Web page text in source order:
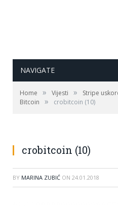
NAVIGATE
Home » Vijesti »
Stripe
Bitcoin
» crobitcoin (10)
crobitcoin (10)
BY MARINA ZUBIĆ ON 24.01.2018